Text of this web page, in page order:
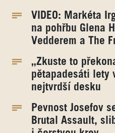
VIDEO: Markéta
na pohřbu Glena
Vedderem a The
„Zkuste to
pětapadesáti lety
nejtvrdší desku
Pevnost Josefov
Brutal Assault,